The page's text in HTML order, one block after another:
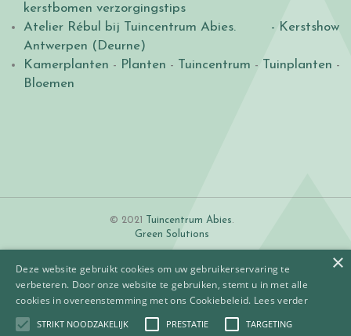
kerstbomen verzorgingstips
Atelier Rébul bij Tuincentrum Abies.
- Kerstshow
Antwerpen (Deurne)
Kamerplanten - Planten - Tuincentrum - Tuinplanten -
Bloemen
© 2021 Tuincentrum Abies.
Green Solutions
Algemene voorwaarden
×
Deze website gebruikt cookies om uw gebruikerservaring te
verbeteren. Door onze website te gebruiken, stemt u in met alle
cookies in overeenstemming met ons Cookiebeleid. Lees verder
STRIKT NOODZAKELIJK PRESTATIE TARGETING